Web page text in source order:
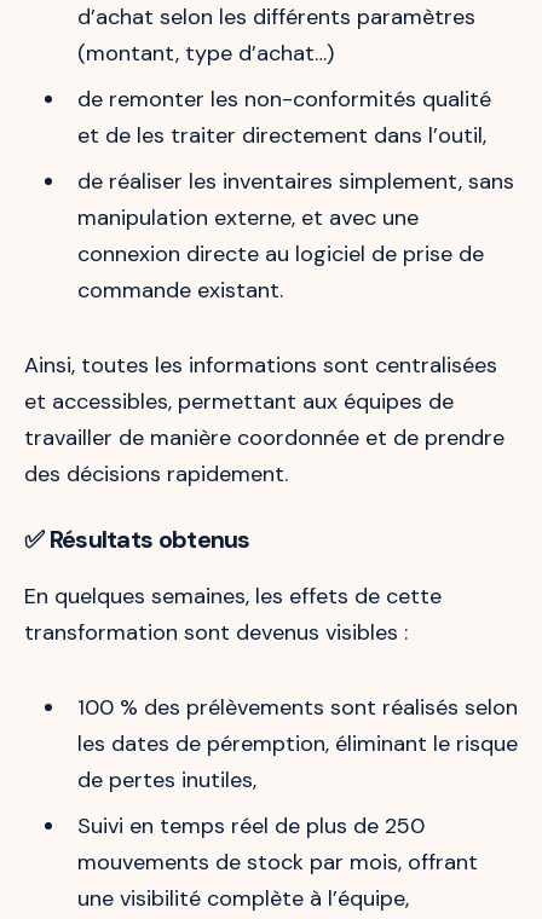
d’achat selon les différents paramètres
(montant, type d’achat…)
de remonter les non-conformités qualité
et de les traiter directement dans l’outil,
de réaliser les inventaires simplement, sans
manipulation externe, et avec une
connexion directe au logiciel de prise de
commande existant.
Ainsi, toutes les informations sont centralisées
et accessibles, permettant aux équipes de
travailler de manière coordonnée et de prendre
des décisions rapidement.
✅Résultats obtenus
En quelques semaines, les effets de cette
transformation sont devenus visibles :
100 % des prélèvements sont réalisés selon
les dates de péremption, éliminant le risque
de pertes inutiles,
Suivi en temps réel de plus de 250
mouvements de stock par mois, offrant
une visibilité complète à l’équipe,